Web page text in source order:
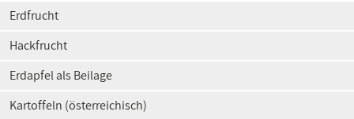
Erdfrucht
Hackfrucht
Erdapfel als Beilage
Kartoffeln (österreichisch)